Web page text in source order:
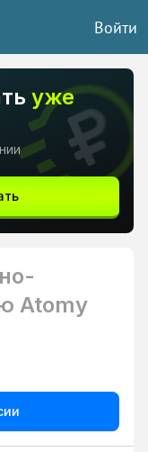
Войти
уже
Atomy